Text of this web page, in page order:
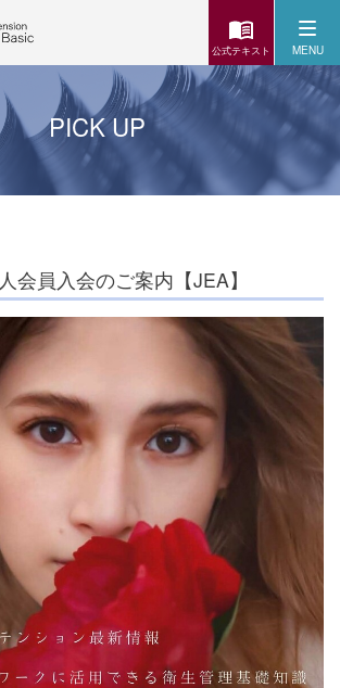
公式テキスト MENU
PICK UP
会員入会のご案内【JEA】